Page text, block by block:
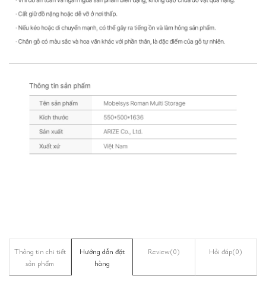
Thông tin chi tiết
sản phẩm
Hướng dẫn đặt
hàng
Review(0) Hỏi đáp(0)